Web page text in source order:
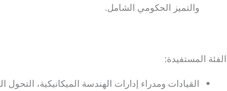
والتميز الحكومي الشامل.
الفئة المستفيدة:
القيادات ومدراء إدارات الهندسة الميكانيكية، التحول